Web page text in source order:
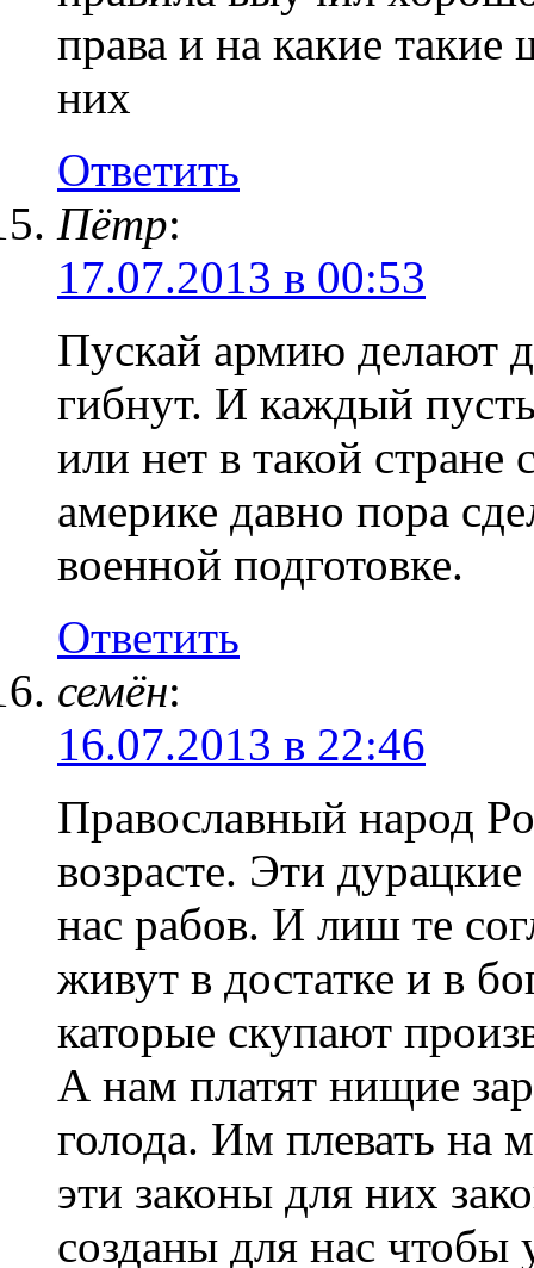
права и на какие
них
Ответить
Пётр:
17.07.2013 в 00:53
Пускай армию делают
гибнут. И каждый
или нет в такой
америке давно пора
военной подготовке.
Ответить
семён:
16.07.2013 в 22:46
Православный народ
возрасте. Эти
нас рабов. И лиш те
живут в достатке и в
каторые скупают
А нам платят нищие
голода. Им плевать на
эти законы для них
созданы для нас чтобы